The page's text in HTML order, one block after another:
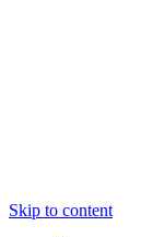
Skip to content